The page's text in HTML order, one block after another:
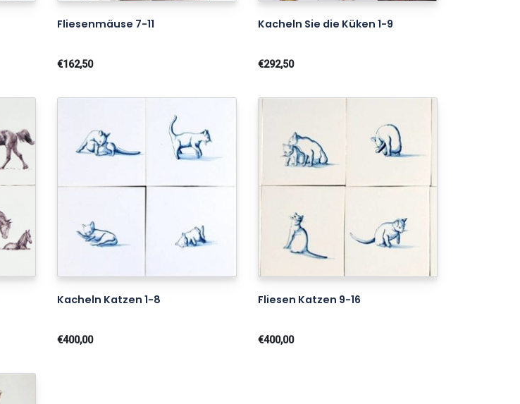
Fliesenmäuse 7-11
€162,50
Kacheln Sie die Küken 1-9
€292,50
Kacheln Katzen 1-8
€400,00
Fliesen Katzen 9-16
€400,00